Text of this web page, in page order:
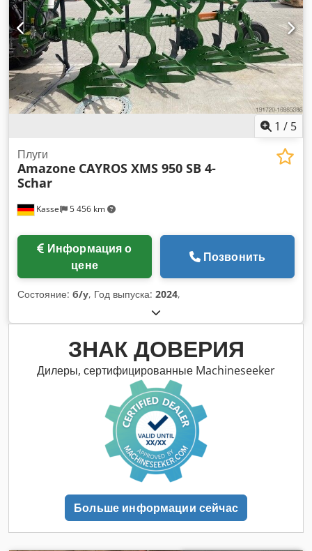
1 / 5
Kassel 5 456 km
Плуги
Amazone CAYROS XMS 950 SB 4-
Schar
цене
Позвонить
Состояние: б/у, Год выпуска: 2024,
ЗНАК ДОВЕРИЯ
Дилеры, сертифицированные Machineseeker
Больше информации сейчас